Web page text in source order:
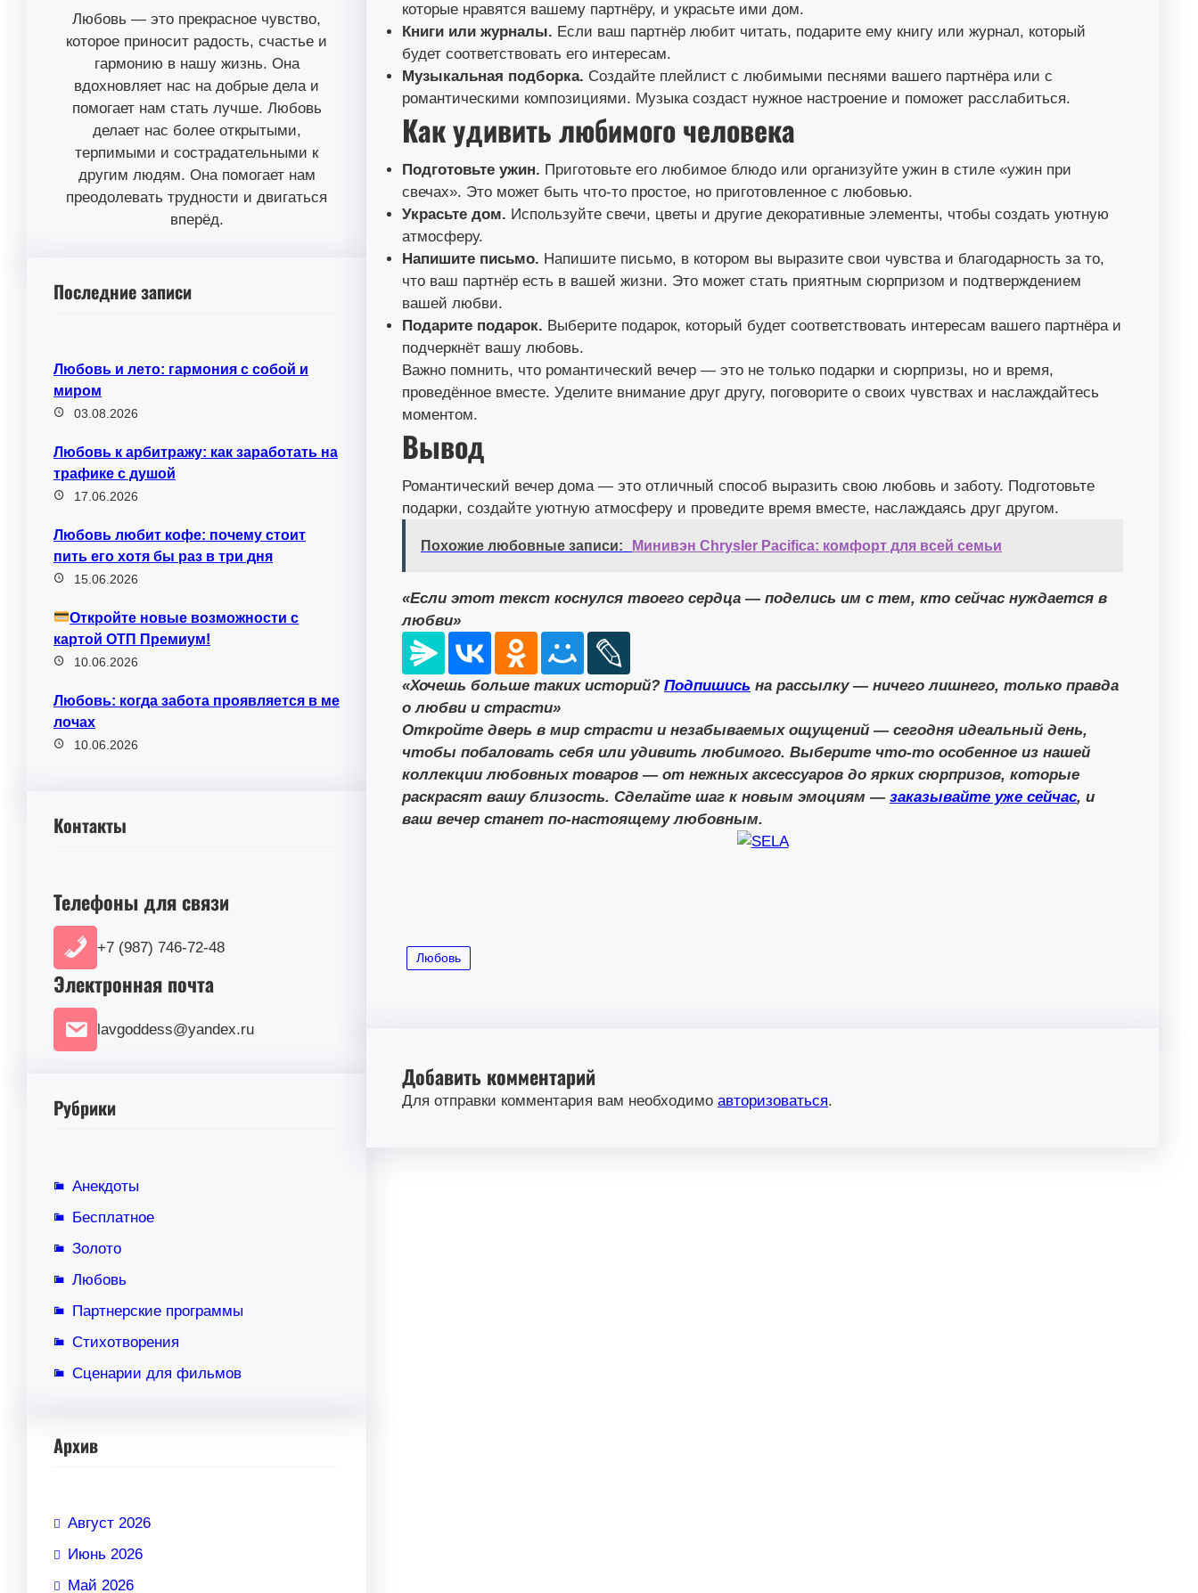
Любовь — это прекрасное чувство,
которое приносит радость, счастье и
гармонию в нашу жизнь. Она
вдохновляет нас на добрые дела и
помогает нам стать лучше. Любовь
делает нас более открытыми,
терпимыми и сострадательными к
другим людям. Она помогает нам
преодолевать трудности и двигаться
вперёд.
Последние записи
Любовь и лето: гармония с собой и
миром
03.08.2026
Любовь к арбитражу: как заработать на
трафике с душой
17.06.2026
Любовь любит кофе: почему стоит
пить его хотя бы раз в три дня
15.06.2026
Откройте новые возможности с
картой ОТП Премиум!
10.06.2026
Любовь: когда забота проявляется в ме
лочах
10.06.2026
Контакты
Телефоны для связи
+7 (987) 746-72-48
Электронная почта
lavgoddess@yandex.ru
Рубрики
Анекдоты
Бесплатное
Золото
Любовь
Партнерские программы
Стихотворения
Сценарии для фильмов
Архив
Август 2026
Июнь 2026
Май 2026
которые нравятся вашему партнёру, и украсьте ими дом.
Книги или журналы. Если ваш партнёр любит читать, подарите ему книгу или журнал, который
будет соответствовать его интересам.
Музыкальная подборка. Создайте плейлист с любимыми песнями вашего партнёра или с
романтическими композициями. Музыка создаст нужное настроение и поможет расслабиться.
Как удивить любимого человека
Подготовьте ужин. Приготовьте его любимое блюдо или организуйте ужин в стиле «ужин при
свечах». Это может быть что-то простое, но приготовленное с любовью.
Украсьте дом. Используйте свечи, цветы и другие декоративные элементы, чтобы создать уютную
атмосферу.
Напишите письмо. Напишите письмо, в котором вы выразите свои чувства и благодарность за то,
что ваш партнёр есть в вашей жизни. Это может стать приятным сюрпризом и подтверждением
вашей любви.
Подарите подарок. Выберите подарок, который будет соответствовать интересам вашего партнёра и
подчеркнёт вашу любовь.
Важно помнить, что романтический вечер — это не только подарки и сюрпризы, но и время,
проведённое вместе. Уделите внимание друг другу, поговорите о своих чувствах и наслаждайтесь
моментом.
Вывод
Романтический вечер дома — это отличный способ выразить свою любовь и заботу. Подготовьте
подарки, создайте уютную атмосферу и проведите время вместе, наслаждаясь друг другом.
Похожие любовные записи: Минивэн Chrysler Pacifica: комфорт для всей семьи
«Если этот текст коснулся твоего сердца — поделись им с тем, кто сейчас нуждается в
любви»
«Хочешь больше таких историй? Подпишись на рассылку — ничего лишнего, только правда
о любви и страсти»
Откройте дверь в мир страсти и незабываемых ощущений — сегодня идеальный день,
чтобы побаловать себя или удивить любимого. Выберите что-то особенное из нашей
коллекции любовных товаров — от нежных аксессуаров до ярких сюрпризов, которые
раскрасят вашу близость. Сделайте шаг к новым эмоциям — заказывайте уже сейчас, и
ваш вечер станет по-настоящему любовным.
Любовь
Добавить комментарий
Для отправки комментария вам необходимо авторизоваться.